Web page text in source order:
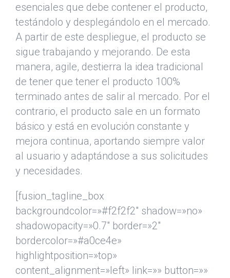
esenciales que debe contener el producto,
testándolo y desplegándolo en el mercado.
A partir de este despliegue, el producto se
sigue trabajando y mejorando. De esta
manera, agile, destierra la idea tradicional
de tener que tener el producto 100%
terminado antes de salir al mercado. Por el
contrario, el producto sale en un formato
básico y está en evolución constante y
mejora continua, aportando siempre valor
al usuario y adaptándose a sus solicitudes
y necesidades.
[fusion_tagline_box
backgroundcolor=»#f2f2f2″ shadow=»no»
shadowopacity=»0.7″ border=»2″
bordercolor=»#a0ce4e»
highlightposition=»top»
content_alignment=»left» link=»» button=»»